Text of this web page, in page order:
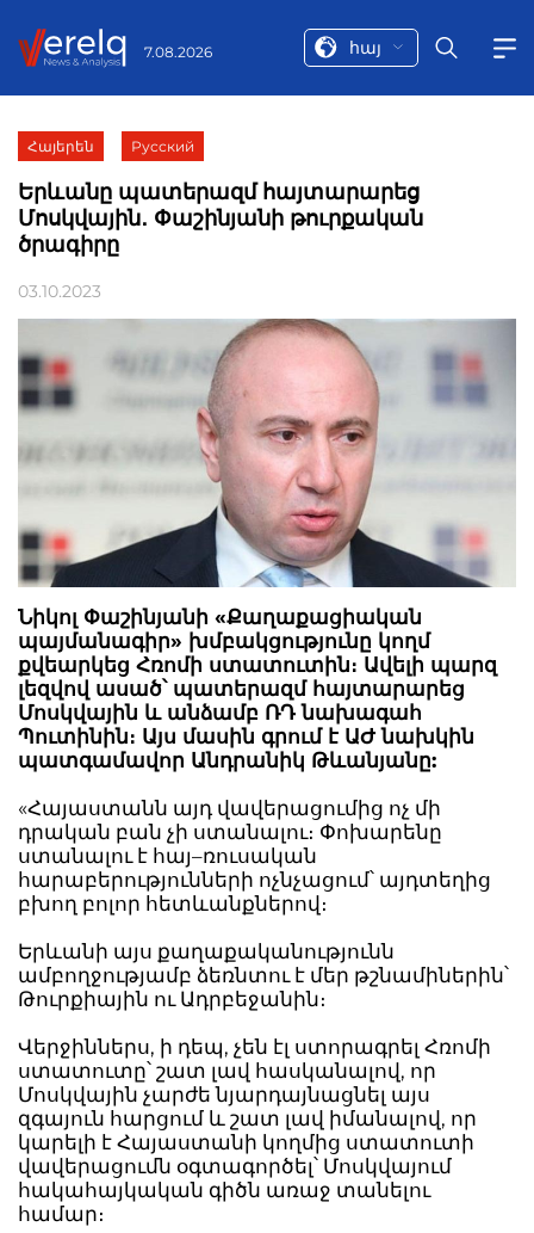
7.08.2026 հայ
Հայերեն Русский
Երևանը պատերազմ հայտարարեց
Մոսկվային․ Փաշինյանի թուրքական
ծրագիրը
03.10.2023
Նիկոլ Փաշինյանի «Քաղաքացիական
պայմանագիր» խմբակցությունը կողմ
քվեարկեց Հռոմի ստատուտին։ Ավելի պարզ
լեզվով ասած՝ պատերազմ հայտարարեց
Մոսկվային և անձամբ ՌԴ նախագահ
Պուտինին։ Այս մասին գրում է ԱԺ նախկին
պատգամավոր Անդրանիկ Թևանյանը:
«Հայաստանն այդ վավերացումից ոչ մի
դրական բան չի ստանալու։ Փոխարենը
ստանալու է հայ–ռուսական
հարաբերությունների ոչնչացում՝ այդտեղից
բխող բոլոր հետևանքներով։
Երևանի այս քաղաքականությունն
ամբողջությամբ ձեռնտու է մեր թշնամիներին՝
Թուրքիային ու Ադրբեջանին։
Վերջիններս, ի դեպ, չեն էլ ստորագրել Հռոմի
ստատուտը՝ շատ լավ հասկանալով, որ
Մոսկվային չարժե նյարդայնացնել այս
զգայուն հարցում և շատ լավ իմանալով, որ
կարելի է Հայաստանի կողմից ստատուտի
վավերացումն օգտագործել՝ Մոսկվայում
հակահայկական գիծն առաջ տանելու
համար։